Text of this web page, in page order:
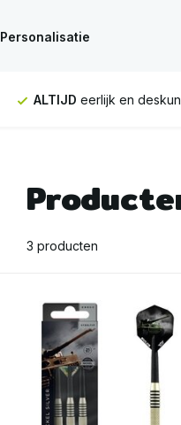
Personalisatie
ALTIJD eerlijk en
3 producten